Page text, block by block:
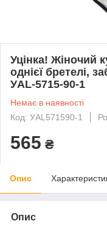
Уцінка! Жіночий
однієї бретелі,
УAL-5715-90-1
Немає в наявності
Код: УAL571590-1
565 ₴
Опис
Опис